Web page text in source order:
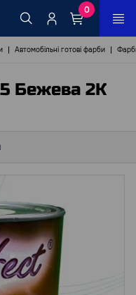
0
Автомобільні готові фарби
Бежева 2К